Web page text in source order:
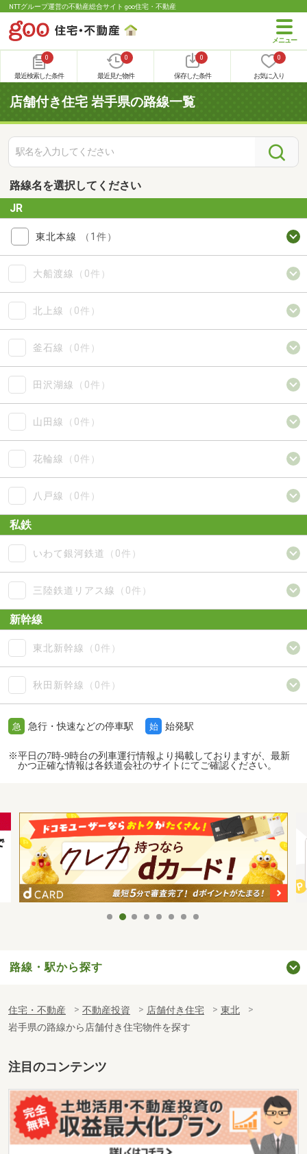
NTTグループ運営の不動産総合サイト goo住宅・不動産
0
最近検索した条件
0
最近見た物件
0
保存した条件
0
お気に入り
店舗付き住宅 岩手県の路線一覧
路線名を選択してください
JR
東北本線 （1件）
大船渡線 （0件）
北上線 （0件）
釜石線 （0件）
田沢湖線 （0件）
山田線 （0件）
花輪線 （0件）
八戸線 （0件）
私鉄
いわて銀河鉄道 （0件）
三陸鉄道リアス線 （0件）
新幹線
東北新幹線 （0件）
秋田新幹線 （0件）
急 急行・快速などの停車駅 始 始発駅
※平日の7時-9時台の列車運行情報より掲載しておりますが、最新
かつ正確な情報は各鉄道会社のサイトにてご確認ください。
路線・駅から探す
住宅・不動産 不動産投資 店舗付き住宅
東北
岩手県の路線から店舗付き住宅物件を探す
注目のコンテンツ